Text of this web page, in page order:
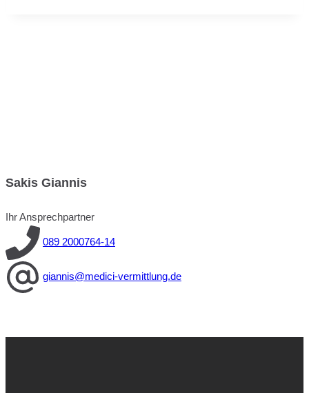
Sakis Giannis
Ihr Ansprechpartner
089 2000764-14
giannis@medici-vermittlung.de